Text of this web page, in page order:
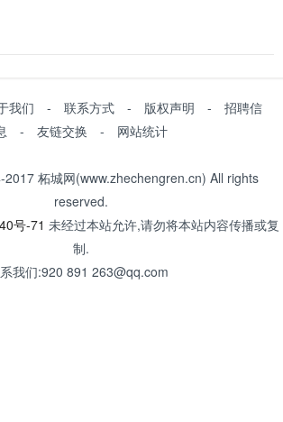
我们 - 联系方式 - 版权声明 - 招聘信
- 友链交换 - 网站统计
柘城网(www.zhechengren.cn) All rights
reserved.
号-71 未经过本站允许,请勿将本站内容传播或复
制.
我们:920 891 263@qq.com